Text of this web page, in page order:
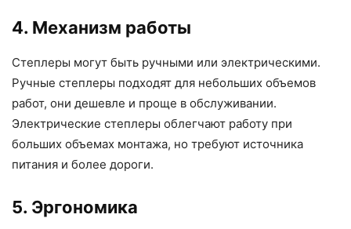
4. Механизм работы
Степлеры могут быть ручными или электрическими.
Ручные степлеры подходят для небольших объемов
работ, они дешевле и проще в обслуживании.
Электрические степлеры облегчают работу при
больших объемах монтажа, но требуют источника
питания и более дороги.
5. Эргономика